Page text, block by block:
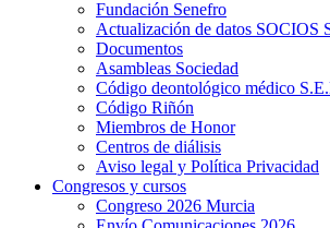
Fundación Senefro
Actualización de datos SOCIOS
Documentos
Asambleas Sociedad
Código deontológico médico
Código Riñón
Miembros de Honor
Centros de diálisis
Aviso legal y Política Privacidad
Congresos y cursos
Congreso 2026 Murcia